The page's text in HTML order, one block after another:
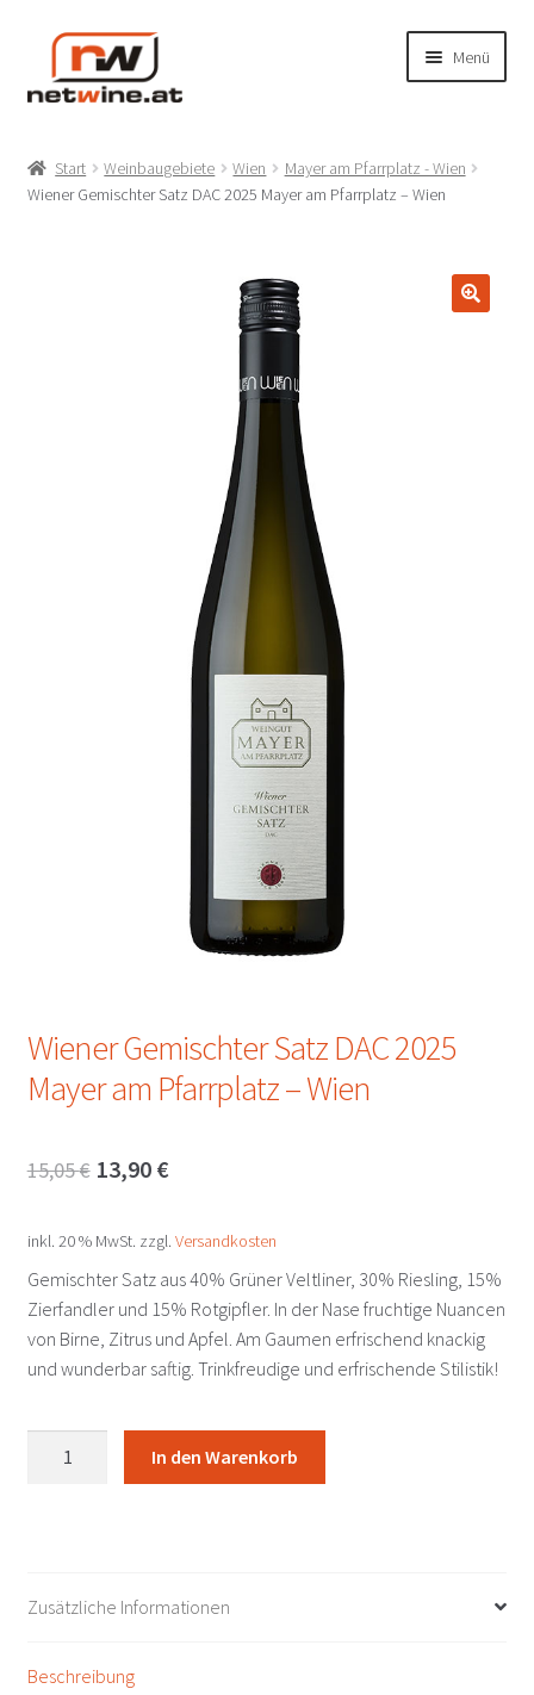
Zur
Navigation
springen
Zum
Inhalt
springen
Menü
öffnen
Produzenten
öffnen
Start Weinbaugebiete Wien
Mayer am Pfarrplatz - Wien
Wiener Gemischter Satz DAC 2025 Mayer am Pfarrplatz – Wien
Wiener Gemischter Satz DAC 2025
Mayer am Pfarrplatz – Wien
15,05€ Ursprünglicher
war:
15,05 €
13,90 €Aktueller
ist:
13,90 €.
inkl. 20 % MwSt. zzgl. Versandkosten
Gemischter Satz aus 40% Grüner Veltliner, 30% Riesling, 15%
Zierfandler und 15% Rotgipfler. In der Nase fruchtige Nuancen
von Birne, Zitrus und Apfel. Am Gaumen erfrischend knackig
und wunderbar saftig. Trinkfreudige und erfrischende Stilistik!
am
-
In den Warenkorb
Zusätzliche Informationen
Beschreibung